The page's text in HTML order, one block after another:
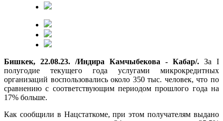
Бишкек, 22.08.23. /Индира Камчыбекова - Кабар/. За I
полугодие текущего года услугами микрокредитных
организаций воспользовались около 350 тыс. человек, что по
сравнению с соответствующим периодом прошлого года на
17% больше.
Как сообщили в Нацстаткоме, при этом получателям выдано